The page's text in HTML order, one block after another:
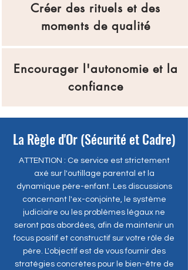
Créer des rituels et des
moments de qualité
Encourager l'autonomie et la
confiance
La Règle d'Or (Sécurité et Cadre)
ATTENTION : Ce service est strictement
axé sur l'outillage parental et la
dynamique père-enfant. Les discussions
concernant l'ex-conjointe, le système
judiciaire ou les problèmes légaux ne
seront pas abordées, afin de maintenir un
focus positif et constructif sur votre rôle de
père. L'objectif est de vous fournir des
stratégies concrètes pour le bien-être de